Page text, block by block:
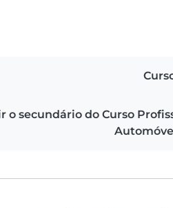
o secundário do Curso